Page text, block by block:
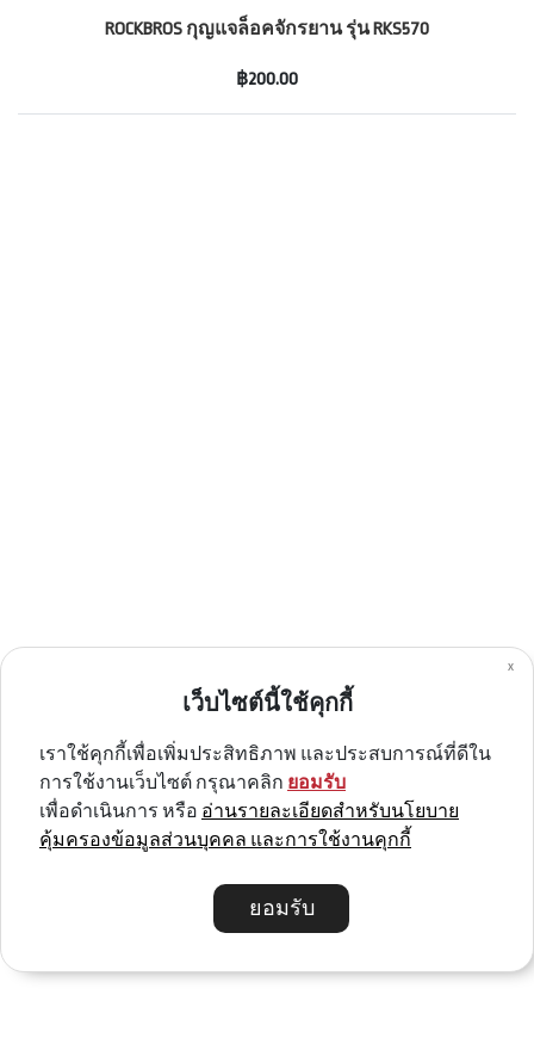
x
เว็บไซต์นี้ใช้คุกกี้
เราใช้คุกกี้เพื่อเพิ่มประสิทธิภาพ และประสบการณ์ที่ดีใน
การใช้งานเว็บไซต์ กรุณาคลิก ยอมรับ
เพื่อดำเนินการ หรือ อ่านรายละเอียดสำหรับนโยบาย
คุ้มครองข้อมูลส่วนบุคคล และการใช้งานคุกกี้
ยอมรับ
ROCKBROS กุญแจล็อคจักรยาน รุ่น RKS570
฿200.00